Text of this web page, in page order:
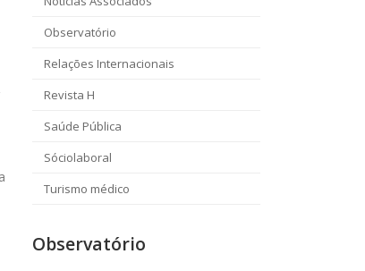
Observatório
Relações Internacionais
Revista H
Saúde Pública
Sóciolaboral
Turismo médico
Observatório